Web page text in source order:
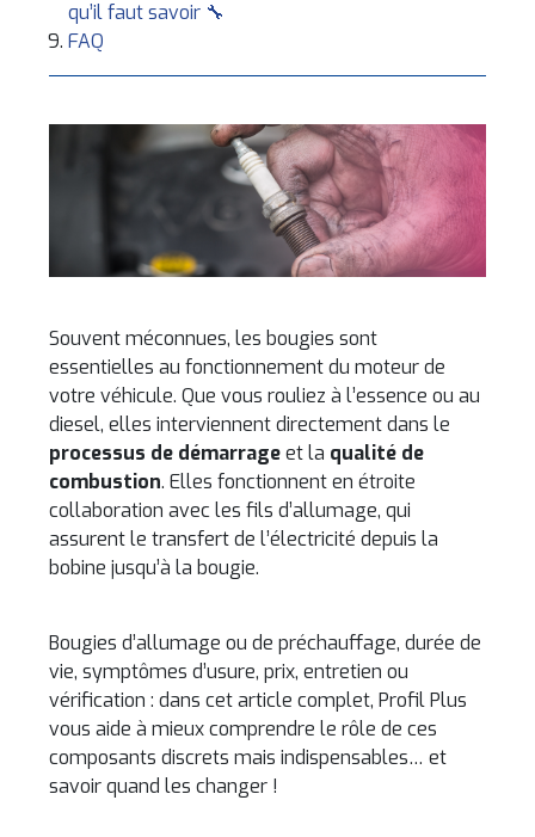
qu’il faut savoir 🔧
FAQ
Souvent méconnues, les bougies sont
essentielles au fonctionnement du moteur de
votre véhicule. Que vous rouliez à l’essence ou au
diesel, elles interviennent directement dans le
processus de démarrageet la qualité de
combustion. Elles fonctionnent en étroite
collaboration avec les fils d’allumage, qui
assurent le transfert de l’électricité depuis la
bobine jusqu’à la bougie.
Bougies d’allumage ou de préchauffage, durée de
vie, symptômes d’usure, prix, entretien ou
vérification : dans cet article complet, Profil Plus
vous aide à mieux comprendre le rôle de ces
composants discrets mais indispensables… et
savoir quand les changer !